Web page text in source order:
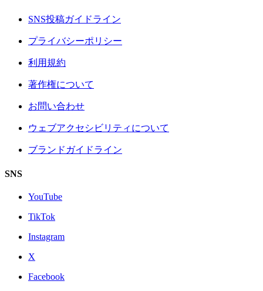
SNS投稿ガイドライン
プライバシーポリシー
利用規約
著作権について
お問い合わせ
ウェブアクセシビリティについて
ブランドガイドライン
SNS
YouTube
TikTok
Instagram
X
Facebook